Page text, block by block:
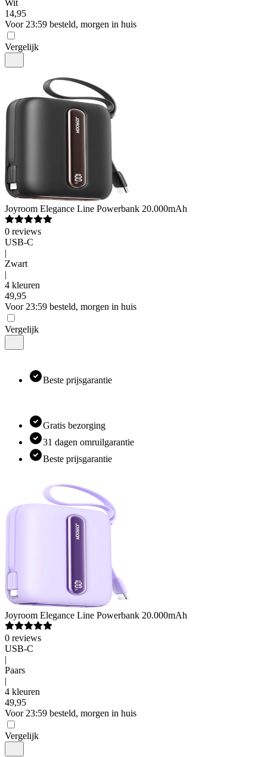
Wit
14,95
Voor 23:59 besteld, morgen in huis
Vergelijk
Joyroom Elegance Line Powerbank 20.000mAh
0 reviews
USB-C
|
Zwart
|
4 kleuren
49,95
Voor 23:59 besteld, morgen in huis
Vergelijk
Beste prijsgarantie
Gratis bezorging
31 dagen omruilgarantie
Beste prijsgarantie
Joyroom Elegance Line Powerbank 20.000mAh
0 reviews
USB-C
|
Paars
|
4 kleuren
49,95
Voor 23:59 besteld, morgen in huis
Vergelijk